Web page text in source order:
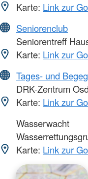
Karte: Link zur
Seniorenclub
Seniorentreff
Karte: Link zur
Tages- und
DRK-Zentrum
Karte: Link zur
Wasserwacht
Karte: Link zur